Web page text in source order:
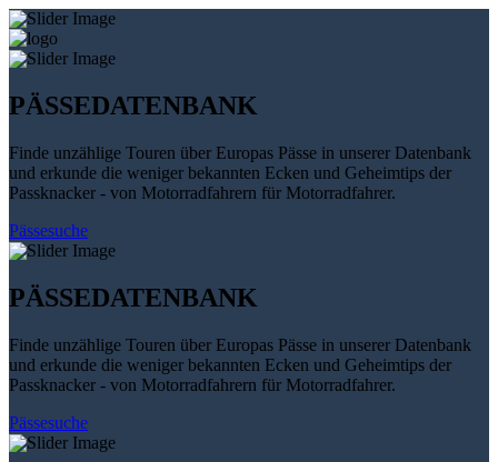
PÄSSEDATENBANK
Finde unzählige Touren über Europas Pässe in unserer Datenbank
und erkunde die weniger bekannten Ecken und Geheimtips der
Passknacker - von Motorradfahrern für Motorradfahrer.
Pässesuche
PÄSSEDATENBANK
Finde unzählige Touren über Europas Pässe in unserer Datenbank
und erkunde die weniger bekannten Ecken und Geheimtips der
Passknacker - von Motorradfahrern für Motorradfahrer.
Pässesuche